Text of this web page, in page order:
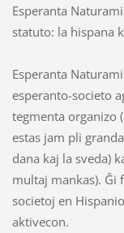
Esperanta
statuto: la hispana
Esperanta
esperanto-societo
tegmenta organizo
estas jam pli
dana kaj la sveda)
multaj mankas). Ĝi
societoj en
aktivecon.